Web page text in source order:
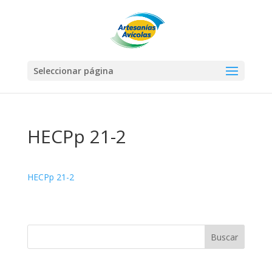
Seleccionar página
HECPp 21-2
HECPp 21-2